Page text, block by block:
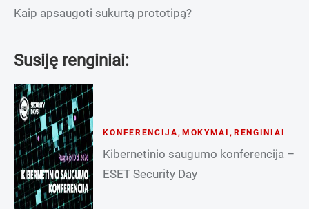
Kaip apsaugoti sukurtą prototipą?
Susiję renginiai:
KONFERENCIJA , MOKYMAI , RENGINIAI
Kibernetinio saugumo konferencija –
ESET Security Day